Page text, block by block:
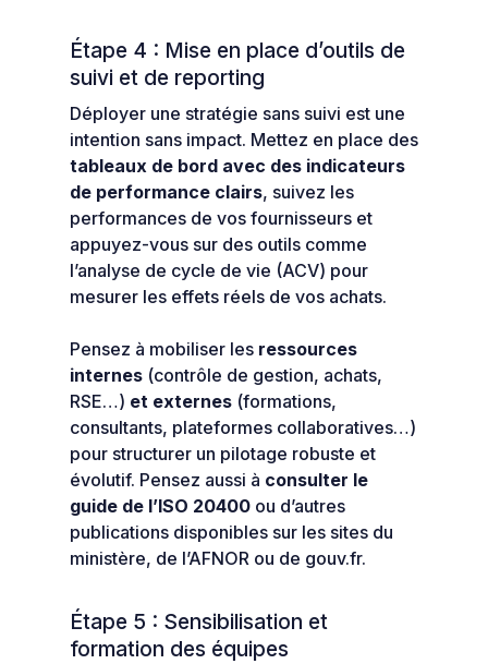
Étape 4 : Mise en place d’outils de
suivi et de reporting
Déployer une stratégie sans suivi est une
intention sans impact. Mettez en place des
tableaux de bord avec des indicateurs
de performance clairs, suivez les
performances de vos fournisseurs et
appuyez-vous sur des outils comme
l’analyse de cycle de vie (ACV) pour
mesurer les effets réels de vos achats.
Pensez à mobiliser les ressources
internes (contrôle de gestion, achats,
RSE…) et externes (formations,
consultants, plateformes collaboratives…)
pour structurer un pilotage robuste et
évolutif. Pensez aussi à consulter le
guide de l’ISO 20400 ou d’autres
publications disponibles sur les sites du
ministère, de l’AFNOR ou de gouv.fr.
Étape 5 : Sensibilisation et
formation des équipes